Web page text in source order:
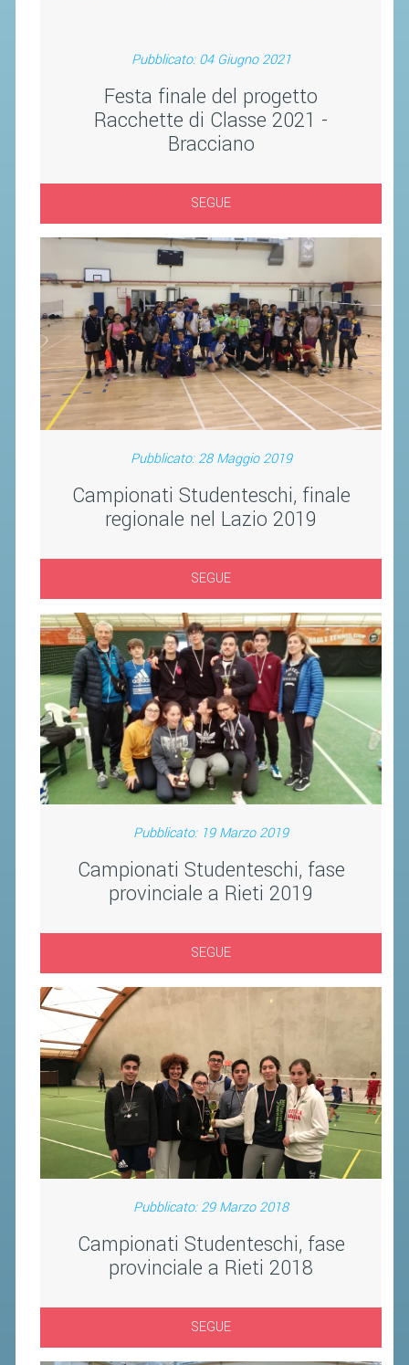
Pubblicato: 04 Giugno 2021
Festa finale del progetto
Racchette di Classe 2021 -
Bracciano
SEGUE
Pubblicato: 28 Maggio 2019
Campionati Studenteschi, finale
regionale nel Lazio 2019
SEGUE
Pubblicato: 19 Marzo 2019
Campionati Studenteschi, fase
provinciale a Rieti 2019
SEGUE
Pubblicato: 29 Marzo 2018
Campionati Studenteschi, fase
provinciale a Rieti 2018
SEGUE